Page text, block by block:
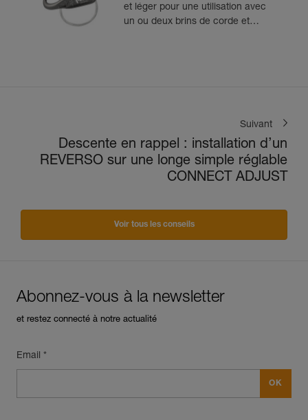
et léger pour une utilisation avec
un ou deux brins de corde et
Suivant
Descente en rappel : installation d’un
REVERSO sur une longe simple réglable
CONNECT ADJUST
Voir tous les conseils
Abonnez-vous à la newsletter
et restez connecté à notre actualité
Email *